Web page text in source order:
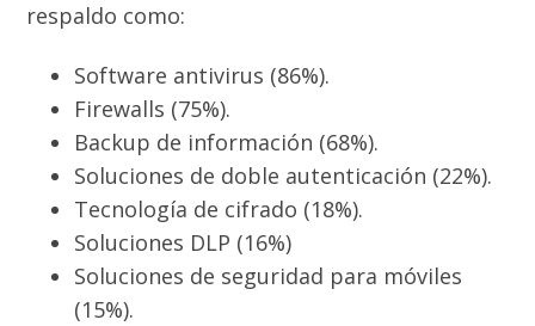
respaldo como:
Software antivirus (86%).
Firewalls (75%).
Backup de información (68%).
Soluciones de doble autenticación (22%).
Tecnología de cifrado (18%).
Soluciones DLP (16%)
Soluciones de seguridad para móviles
(15%).